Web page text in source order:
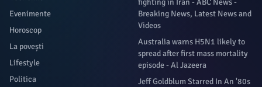
has a bit that always gets a laugh in comedy clubs around the country:
experience of cruising the Costco parking lot for an open spot during peak
you love being around people you can’t stand, go to Costco on Saturday,”
Evenimente
Horoscop
La povești
Lifestyle
Politica
fighting in Iran - ABC News -
Breaking News, Latest News and
Videos
Australia warns H5N1 likely to
spread after first mass mortality
episode - Al Jazeera
Jeff Goldblum Starred In An '80s